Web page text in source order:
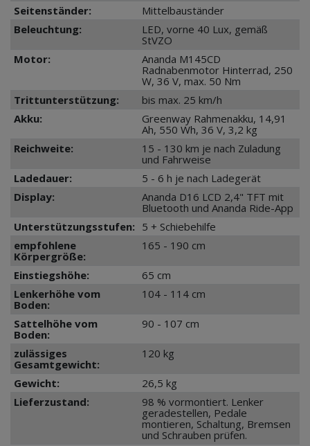
Seitenständer:
Mittelbauständer
Beleuchtung:
LED, vorne 40 Lux, gemäß
StVZO
Motor:
Ananda M145CD
Radnabenmotor Hinterrad, 250
W, 36 V, max. 50 Nm
Trittunterstützung:
bis max. 25 km/h
Akku:
Greenway Rahmenakku, 14,91
Ah, 550 Wh, 36 V, 3,2 kg
Reichweite:
15 - 130 km je nach Zuladung
und Fahrweise
Ladedauer:
5 - 6 h je nach Ladegerät
Display:
Ananda D16 LCD 2,4" TFT mit
Bluetooth und Ananda Ride-App
Unterstützungsstufen: 5 + Schiebehilfe
empfohlene
Körpergröße:
165 - 190 cm
Einstiegshöhe:
65 cm
Lenkerhöhe vom
Boden:
104 - 114 cm
Sattelhöhe vom
Boden:
90 - 107 cm
zulässiges
Gesamtgewicht:
120 kg
Gewicht:
26,5 kg
Lieferzustand:
98 % vormontiert. Lenker
geradestellen, Pedale
montieren, Schaltung, Bremsen
und Schrauben prüfen.